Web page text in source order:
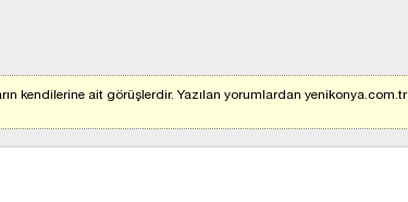
kendilerine ait görüşlerdir. Yazılan yorumlardan yenikonya.com.tr